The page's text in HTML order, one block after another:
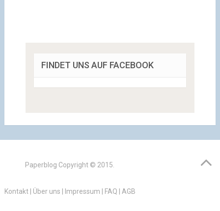
FINDET UNS AUF FACEBOOK
Paperblog Copyright © 2015.
Kontakt| Über uns Impressum FAQ AGB